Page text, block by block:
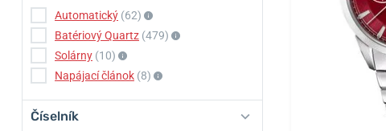
Automatický (62)
Batériový Quartz (479)
Solárny (10)
Napájací článok (8)
Číselník